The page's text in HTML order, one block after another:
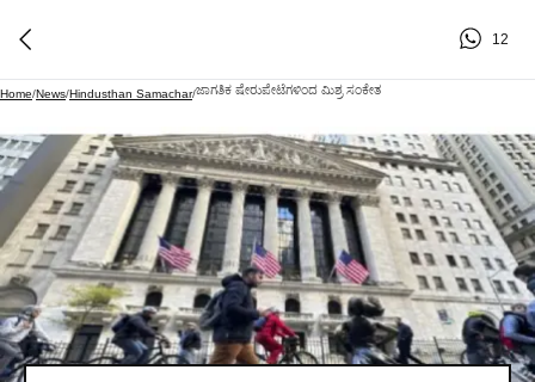
12
Home/News/Hindusthan Samachar/ಜಾಗತಿಕ ಷೇರುಪೇಟೆಗಳಿಂದ ಮಿಶ್ರ ಸಂಕೇತ